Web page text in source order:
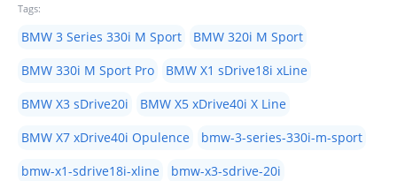
Tags:
BMW 3 Series 330i M Sport
BMW 320i M Sport
BMW 330i M Sport Pro
BMW X1 sDrive18i xLine
BMW X3 sDrive20i
BMW X5 xDrive40i X Line
BMW X7 xDrive40i Opulence
bmw-3-series-330i-m-sport
bmw-x1-sdrive18i-xline
bmw-x3-sdrive-20i